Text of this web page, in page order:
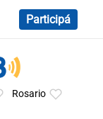
Participá
Rosario